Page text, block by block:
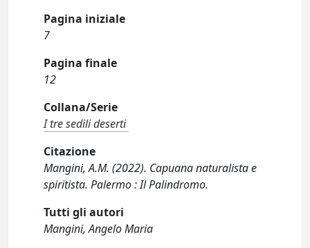
Pagina iniziale
7
Pagina finale
12
Collana/Serie
I tre sedili deserti
Citazione
Mangini, A.M. (2022). Capuana naturalista e
spiritista. Palermo : Il Palindromo.
Tutti gli autori
Mangini, Angelo Maria